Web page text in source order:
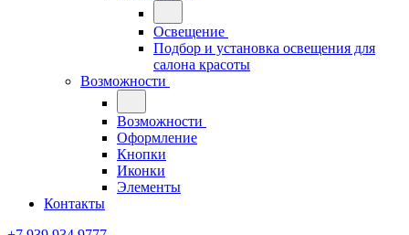
Освещение
Подбор и установка освещения для
салона красоты
Возможности
Возможности
Оформление
Кнопки
Иконки
Элементы
Контакты